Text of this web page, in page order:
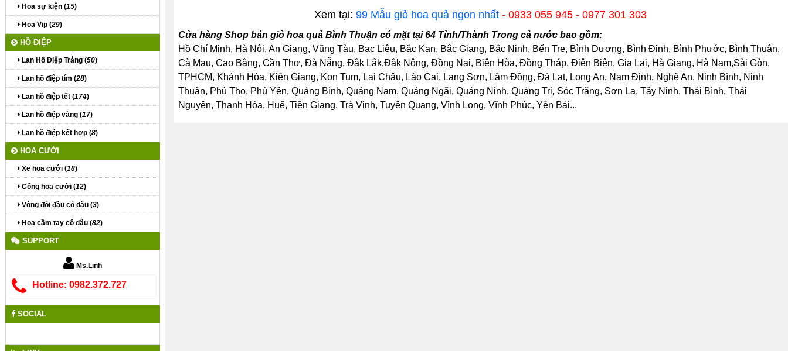
Xem tại:99 Mẫu giỏ hoa quả ngon nhất - 0933 055 945 - 0977 301 303
Cửa hàng Shop bán giỏ hoa quả Bình Thuận có mặt tại 64 Tỉnh/Thành Trong cả nước bao gồm:
Hồ Chí Minh, Hà Nội, An Giang, Vũng Tàu, Bạc Liêu, Bắc Kạn, Bắc Giang, Bắc Ninh, Bến Tre, Bình Dương, Bình Định, Bình Phước, Bình Thuận,
Cà Mau, Cao Bằng, Cần Thơ, Đà Nẵng, Đắk Lắk,Đắk Nông, Đồng Nai, Biên Hòa, Đồng Tháp, Điện Biên, Gia Lai, Hà Giang, Hà Nam,Sài Gòn,
TPHCM, Khánh Hòa, Kiên Giang, Kon Tum, Lai Châu, Lào Cai, Lạng Sơn, Lâm Đồng, Đà Lạt, Long An, Nam Định, Nghệ An, Ninh Bình, Ninh
Thuận, Phú Thọ, Phú Yên, Quảng Bình, Quảng Nam, Quảng Ngãi, Quảng Ninh, Quảng Trị, Sóc Trăng, Sơn La, Tây Ninh, Thái Bình, Thái
Nguyên, Thanh Hóa, Huế, Tiền Giang, Trà Vinh, Tuyên Quang, Vĩnh Long, Vĩnh Phúc, Yên Bái...
Hoa sự kiện (15)
Hoa Vip (29)
HỒ ĐIỆP
Lan Hồ Điệp Trắng (50)
Lan hồ điệp tím (28)
Lan hồ điệp tết (174)
Lan hồ điệp vàng (17)
Lan hồ điệp kết hợp (8)
HOA CƯỚI
Xe hoa cưới (18)
Cổng hoa cưới (12)
Vòng đội đầu cô dâu (3)
Hoa cầm tay cô dâu (82)
SUPPORT
Ms.Linh
Hotline: 0982.372.727
SOCIAL